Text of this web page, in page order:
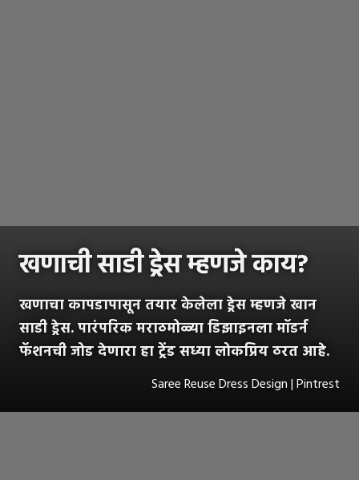
खणाची साडी ड्रेस म्हणजे काय?
खणाचा कापडापासून तयार केलेला ड्रेस म्हणजे खान
साडी ड्रेस. पारंपरिक मराठमोळ्या डिझाइनला मॉडर्न
फॅशनची जोड देणारा हा ट्रेंड सध्या लोकप्रिय ठरत आहे.
Saree Reuse Dress Design | Pintrest